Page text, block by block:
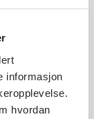
informasjon
hvordan
ingen
tegn